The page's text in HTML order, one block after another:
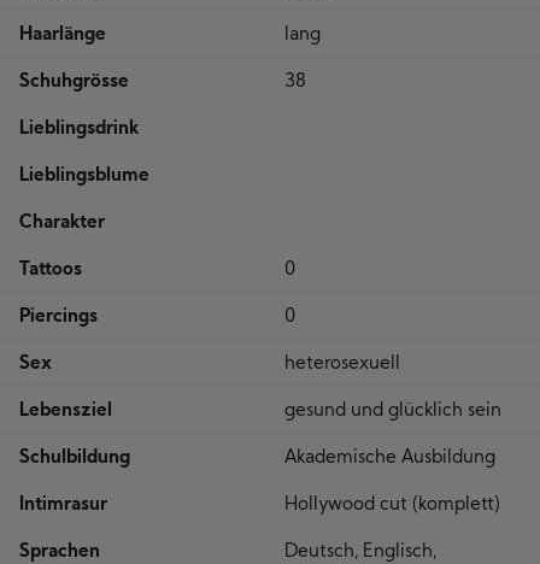
Haarlänge lang
Schuhgrösse 38
Lieblingsdrink
Lieblingsblume
Charakter
Tattoos 0
Piercings 0
Sex heterosexuell
Lebensziel gesund und glücklich sein
Schulbildung Akademische Ausbildung
Intimrasur Hollywood cut (komplett)
Sprachen
Deutsch, Englisch,